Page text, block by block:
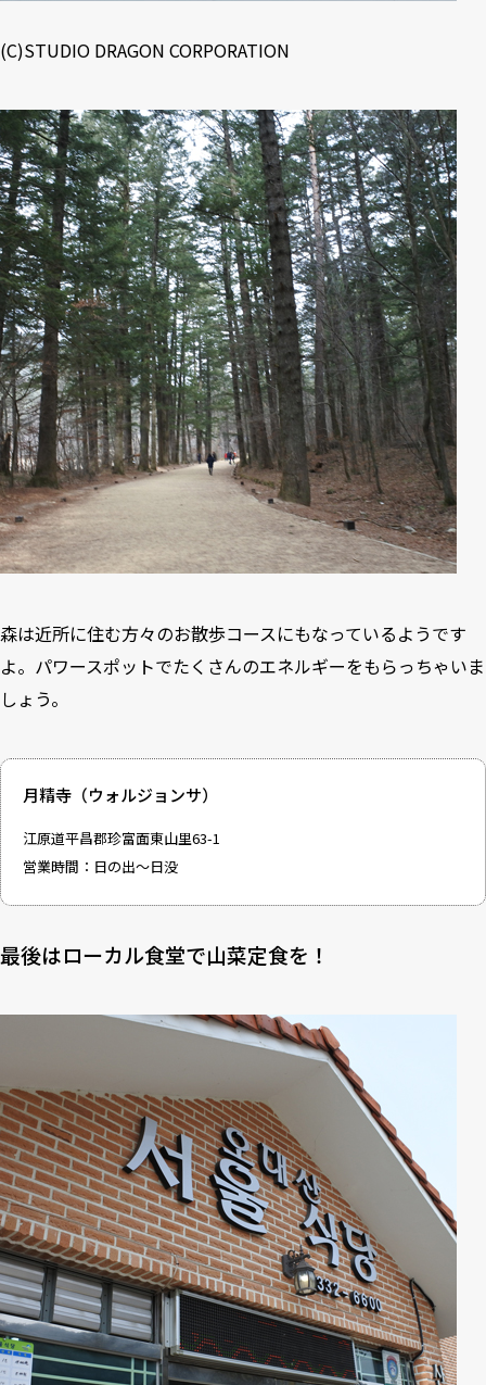
(C)STUDIO DRAGON CORPORATION
森は近所に住む方々のお散歩コースにもなっているようです
よ。パワースポットでたくさんのエネルギーをもらっちゃいま
しょう。
月精寺（ウォルジョンサ）
江原道平昌郡珍富面東山里63-1
営業時間：日の出～日没
最後はローカル食堂で山菜定食を！